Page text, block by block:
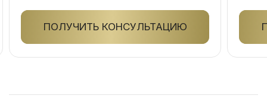
ПОЛУЧИТЬ КОНСУЛЬТАЦИЮ